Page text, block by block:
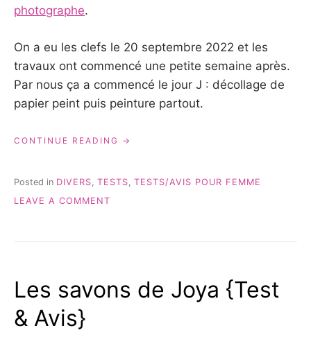
photographe.
On a eu les clefs le 20 septembre 2022 et les
travaux ont commencé une petite semaine après.
Par nous ça a commencé le jour J : décollage de
papier peint puis peinture partout.
CONTINUE READING « COMMENT
RELAXE
Posted in DIVERS, TESTS, TESTS/AVIS POUR FEMME
LEAVE A COMMENT
COMBINER
TRAVAIL,
Les savons de Joya {Test
& Avis}